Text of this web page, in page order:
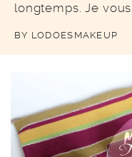
longtemps. Je
BY LODOESMAKEUP